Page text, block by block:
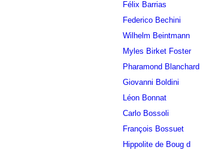
Félix Barrias
Federico Bechini
Wilhelm Beintmann
Myles Birket Foster
Pharamond Blanchard
Giovanni Boldini
Léon Bonnat
Carlo Bossoli
François Bossuet
Hippolite de Boug d